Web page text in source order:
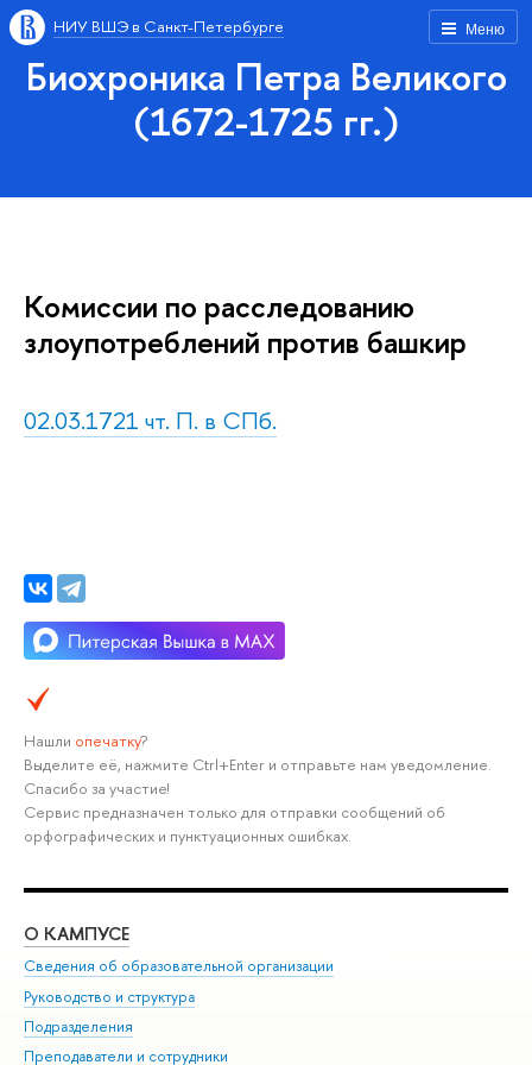
Меню
НИУ ВШЭ в Санкт-Петербурге
Биохроника Петра Великого
(1672-1725 гг.)
Комиссии по расследованию
злоупотреблений против башкир
02.03.1721 чт. П. в СПб.
Нашли опечатку?
Выделите её, нажмите Ctrl+Enter и отправьте нам уведомление.
Спасибо за участие!
Сервис предназначен только для отправки сообщений об
орфографических и пунктуационных ошибках.
О КАМПУСЕ
Сведения об образовательной организации
Руководство и структура
Подразделения
Преподаватели и сотрудники